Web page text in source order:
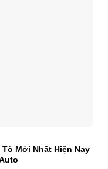
Mới Nhất Hiện Nay